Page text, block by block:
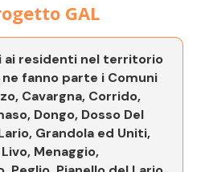
GAL
ai residenti nel territorio
ne fanno parte i Comuni
Cavargna, Corrido,
Dongo, Dosso Del
Grandola ed Uniti,
Menaggio,